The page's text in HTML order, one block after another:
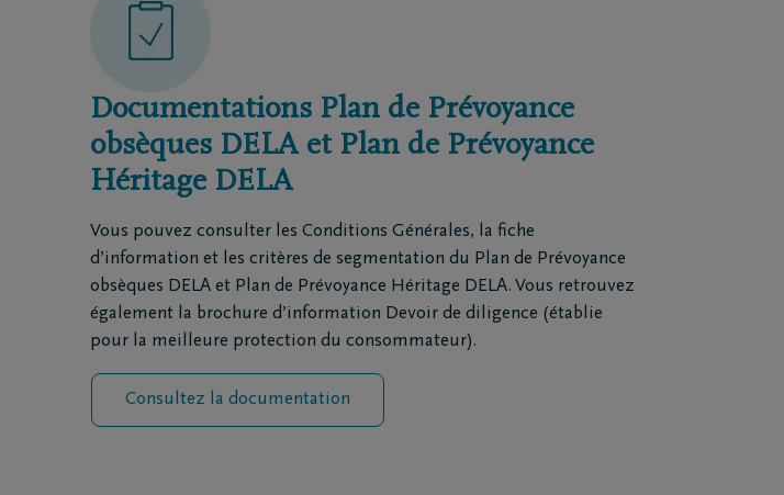
Inspiration
Geste du cœur
Promenades
Podcasts
Documentations Plan de Prévoyance
obsèques DELA et Plan de Prévoyance
Héritage DELA
Vous pouvez consulter les Conditions Générales, la fiche
d’information et les critères de segmentation du Plan de Prévoyance
obsèques DELA et Plan de Prévoyance Héritage DELA. Vous retrouvez
également la brochure d’information Devoir de diligence (établie
pour la meilleure protection du consommateur).
Consultez la documentation